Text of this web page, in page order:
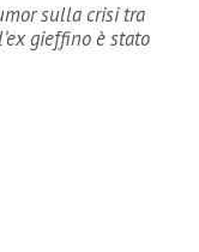
sulla crisi tra
gieffino è stato